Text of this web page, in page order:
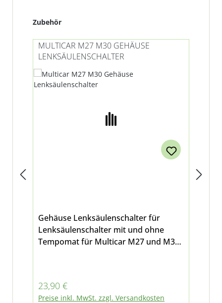
Produktgalerie überspringen
Zubehör
MULTICAR M27 M30 GEHÄUSE
LENKSÄULENSCHALTER
Gehäuse Lenksäulenschalter für
Lenksäulenschalter mit und ohne
Tempomat für Multicar M27 und M30
Regulärer Preis:
23,90 €
Preise inkl. MwSt. zzgl. Versandkosten